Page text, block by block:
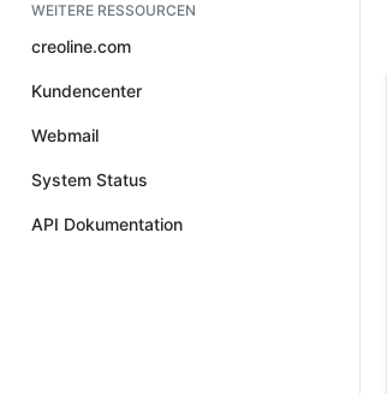
WEITERE RESSOURCEN
creoline.com
Kundencenter
Webmail
System Status
API Dokumentation